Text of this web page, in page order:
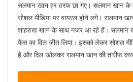
सलमान खान हर तरफ छा गए। सलमान खान के
सोशल मीडिया पर वायरल होने लगे। सलमान
शाहरुख खान के साथ नजर आ रहे हैं। सलमान
फैंस का दिल जीत लिया। इसको लेकर सोशल
है और दिल खोलकर सलमान खान की तारीफ